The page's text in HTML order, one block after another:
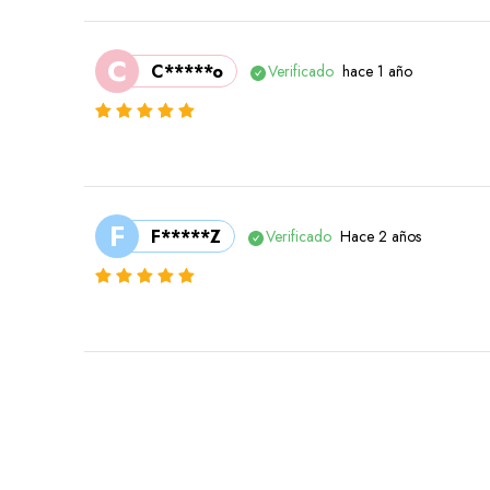
C C*****o Verificado hace 1 año
F F*****Z Verificado Hace 2 años